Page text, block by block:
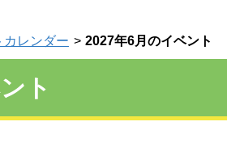
カレンダー 2027年6月のイベント
ト